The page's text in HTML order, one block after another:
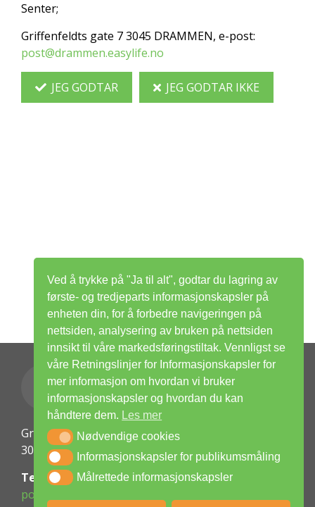
Senter;
Griffenfeldts gate 7 3045 DRAMMEN, e-post:
post@drammen.easylife.no
JEG GODTAR JEG GODTAR IKKE
Griffenfeldts gate 7
3045 DRAMMEN
Telefon:
32 69 90 09
post@drammen.easylife.no
Ved å trykke på "Ja til alt", godtar du lagring av
første- og tredjeparts informasjonskapsler på
enheten din, for å forbedre navigeringen på
nettsiden, analysering av bruken på nettsiden
innsikt til våre markedsføringstiltak. Vennligst se
våre Retningslinjer for Informasjonskapsler for
mer informasjon om hvordan vi bruker
informasjonskapsler og hvordan du kan
håndtere dem. Les mer
Nødvendige cookies
Nødvendige cookies
Informasjonskapsler for publikumsmåling
Informasjonskapsler for publikumsmåling
Målrettede informasjonskapsler
Målrettede informasjonskapsler